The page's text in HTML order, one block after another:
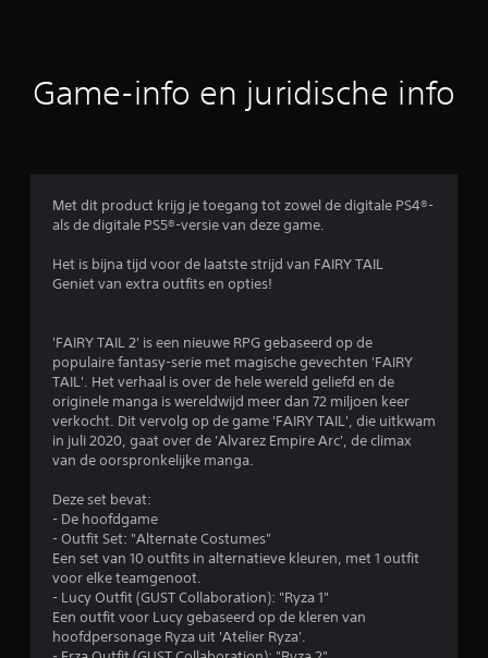
e
t
n
.
a
Game-info en juridische info
Met dit product krijg je toegang tot zowel de digitale PS4®-
als de digitale PS5®-versie van deze game.
Het is bijna tijd voor de laatste strijd van FAIRY TAIL
Geniet van extra outfits en opties!
'FAIRY TAIL 2' is een nieuwe RPG gebaseerd op de
populaire fantasy-serie met magische gevechten 'FAIRY
TAIL'. Het verhaal is over de hele wereld geliefd en de
originele manga is wereldwijd meer dan 72 miljoen keer
verkocht. Dit vervolg op de game 'FAIRY TAIL', die uitkwam
in juli 2020, gaat over de 'Alvarez Empire Arc', de climax
van de oorspronkelijke manga.
Deze set bevat:
- De hoofdgame
- Outfit Set: "Alternate Costumes"
Een set van 10 outfits in alternatieve kleuren, met 1 outfit
voor elke teamgenoot.
- Lucy Outfit (GUST Collaboration): "Ryza 1"
Een outfit voor Lucy gebaseerd op de kleren van
hoofdpersonage Ryza uit 'Atelier Ryza'.